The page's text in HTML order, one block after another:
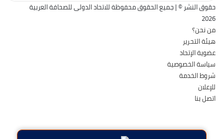
حقوق النشر © | جميع الحقوق محفوظة للاتحاد الدولى للصحافة العربية
2026
من نحن؟
هيئة التحرير
عضوية الإتحاد
سياسة الخصوصية
شروط الخدمة
للإعلان
اتصل بنا
يوتيوب